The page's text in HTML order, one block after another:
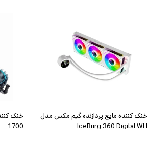
خنک کننده مایع پردازنده گیم مکس مدل
IceBurg 360 Digital WH
1700